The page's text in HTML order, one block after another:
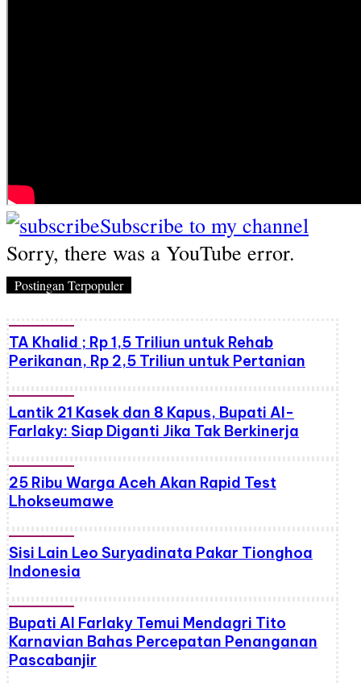
Subscribe to my channel
Sorry, there was a YouTube error.
Postingan Terpopuler
TA Khalid ; Rp 1,5 Triliun untuk Rehab
Perikanan, Rp 2,5 Triliun untuk Pertanian
Lantik 21 Kasek dan 8 Kapus, Bupati Al-
Farlaky: Siap Diganti Jika Tak Berkinerja
25 Ribu Warga Aceh Akan Rapid Test
Lhokseumawe
Sisi Lain Leo Suryadinata Pakar Tionghoa
Indonesia
Bupati Al Farlaky Temui Mendagri Tito
Karnavian Bahas Percepatan Penanganan
Pascabanjir